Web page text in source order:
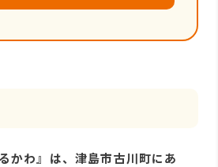
かわ』は、津島市古川町にあ